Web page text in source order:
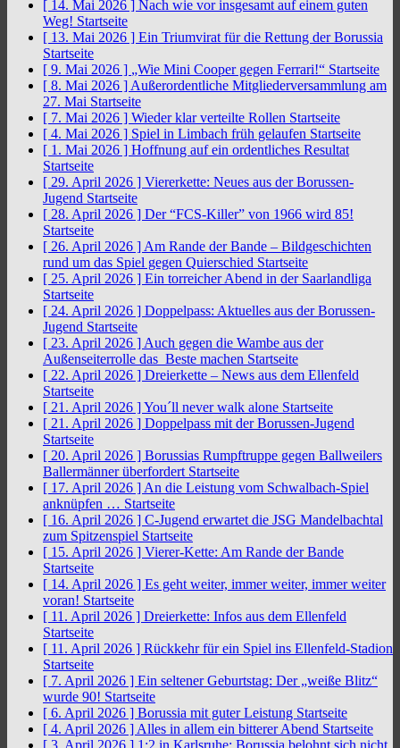
[ 14. Mai 2026 ] Nach wie vor insgesamt auf einem guten
Weg! Startseite
[ 13. Mai 2026 ] Ein Triumvirat für die Rettung der Borussia
Startseite
[ 9. Mai 2026 ] „Wie Mini Cooper gegen Ferrari!“ Startseite
[ 8. Mai 2026 ] Außerordentliche Mitgliederversammlung am
27. Mai Startseite
[ 7. Mai 2026 ] Wieder klar verteilte Rollen Startseite
[ 4. Mai 2026 ] Spiel in Limbach früh gelaufen Startseite
[ 1. Mai 2026 ] Hoffnung auf ein ordentliches Resultat
Startseite
[ 29. April 2026 ] Viererkette: Neues aus der Borussen-
Jugend Startseite
[ 28. April 2026 ] Der “FCS-Killer” von 1966 wird 85!
Startseite
[ 26. April 2026 ] Am Rande der Bande – Bildgeschichten
rund um das Spiel gegen Quierschied Startseite
[ 25. April 2026 ] Ein torreicher Abend in der Saarlandliga
Startseite
[ 24. April 2026 ] Doppelpass: Aktuelles aus der Borussen-
Jugend Startseite
[ 23. April 2026 ] Auch gegen die Wambe aus der
Außenseiterrolle das Beste machen Startseite
[ 22. April 2026 ] Dreierkette – News aus dem Ellenfeld
Startseite
[ 21. April 2026 ]You´ll never walk alone Startseite
[ 21. April 2026 ] Doppelpass mit der Borussen-Jugend
Startseite
[ 20. April 2026 ] Borussias Rumpftruppe gegen Ballweilers
Ballermänner überfordert Startseite
[ 17. April 2026 ] An die Leistung vom Schwalbach-Spiel
anknüpfen … Startseite
[ 16. April 2026 ] C-Jugend erwartet die JSG Mandelbachtal
zum Spitzenspiel Startseite
[ 15. April 2026 ] Vierer-Kette: Am Rande der Bande
Startseite
[ 14. April 2026 ] Es geht weiter, immer weiter, immer weiter
voran! Startseite
[ 11. April 2026 ] Dreierkette: Infos aus dem Ellenfeld
Startseite
[ 11. April 2026 ] Rückkehr für ein Spiel ins Ellenfeld-Stadion
Startseite
[ 7. April 2026 ] Ein seltener Geburtstag: Der „weiße Blitz“
wurde 90! Startseite
[ 6. April 2026 ] Borussia mit guter Leistung Startseite
[ 4. April 2026 ] Alles in allem ein bitterer Abend Startseite
[ 3. April 2026 ] 1:2 in Karlsruhe: Borussia belohnt sich nicht